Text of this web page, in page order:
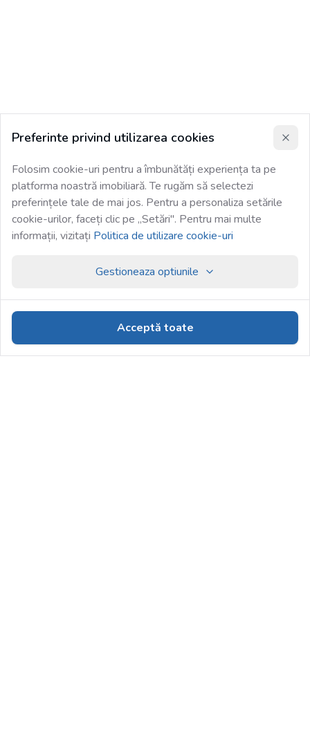
Preferinte privind utilizarea cookies
Folosim cookie-uri pentru a îmbunătăți experiența ta pe
platforma noastră imobiliară. Te rugăm să selectezi
preferințele tale de mai jos. Pentru a personaliza setările
cookie-urilor, faceți clic pe „Setări". Pentru mai multe
informații, vizitați Politica de utilizare cookie-uri
Gestioneaza optiunile
Acceptă toate